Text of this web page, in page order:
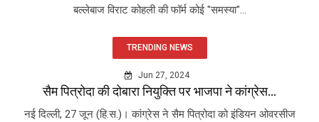
बल्लेबाज विराट कोहली की फॉर्म कोई "समस्या"...
TRENDING NEWS
Jun 27, 2024
सैम पित्रोदा की दोबारा नियुक्ति पर भाजपा ने कांग्रेस...
नई दिल्ली, 27 जून (हि.स.)। कांग्रेस ने सैम पित्रोदा को इंडियन ओवरसीज